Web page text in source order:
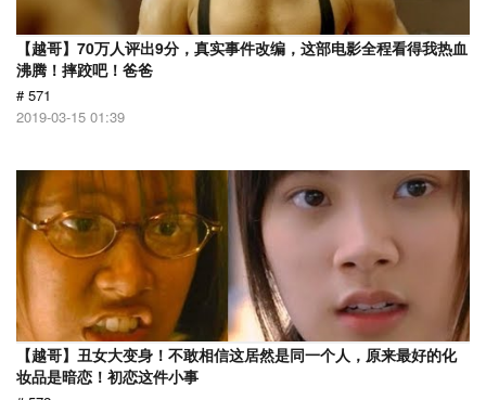
【越哥】70万人评出9分，真实事件改编，这部电影全程看得我热血
沸腾！摔跤吧！爸爸
# 571
2019-03-15 01:39
【越哥】丑女大变身！不敢相信这居然是同一个人，原来最好的化
妆品是暗恋！初恋这件小事